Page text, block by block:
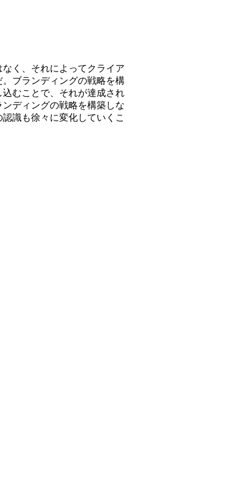
く、それによってクライア
ブランディングの戦略を構
むことで、それが達成され
ディングの戦略を構築しな
識も徐々に変化していくこ